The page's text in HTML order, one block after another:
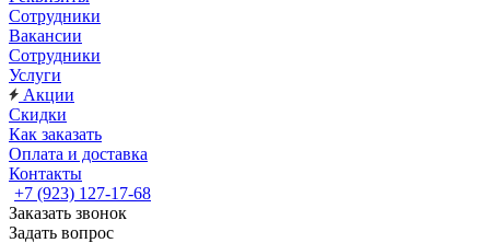
Сотрудники
Вакансии
Сотрудники
Услуги
Акции
Скидки
Как заказать
Оплата и доставка
Контакты
+7 (923) 127-17-68
Заказать звонок
Задать вопрос